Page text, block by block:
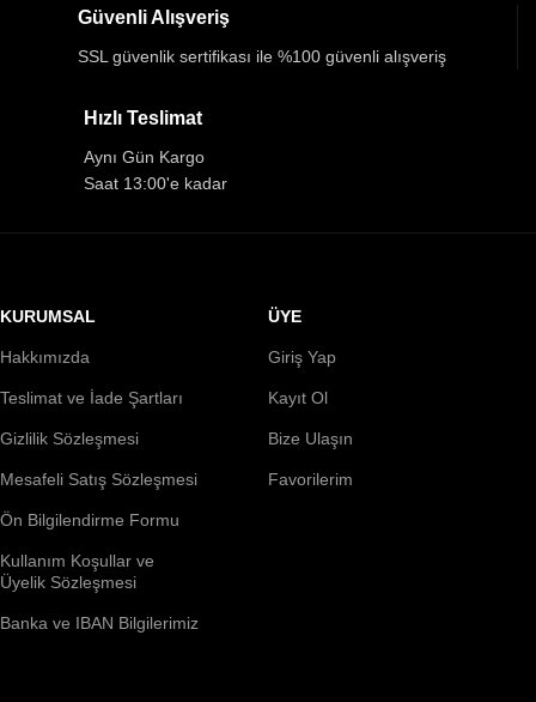
Güvenli Alışveriş
SSL güvenlik sertifikası ile %100 güvenli alışveriş
Hızlı Teslimat
Aynı Gün Kargo
Saat 13:00'e kadar
KURUMSAL
Hakkımızda
Teslimat ve İade Şartları
Gizlilik Sözleşmesi
Mesafeli Satış Sözleşmesi
Ön Bilgilendirme Formu
Kullanım Koşullar ve
Üyelik Sözleşmesi
Banka ve IBAN Bilgilerimiz
ÜYE
Giriş Yap
Kayıt Ol
Bize Ulaşın
Favorilerim